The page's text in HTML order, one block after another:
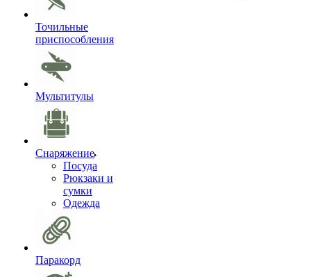
Точильные
приспособления
Мультитулы
Снаряжение
Посуда
Рюкзаки и
сумки
Одежда
Паракорд